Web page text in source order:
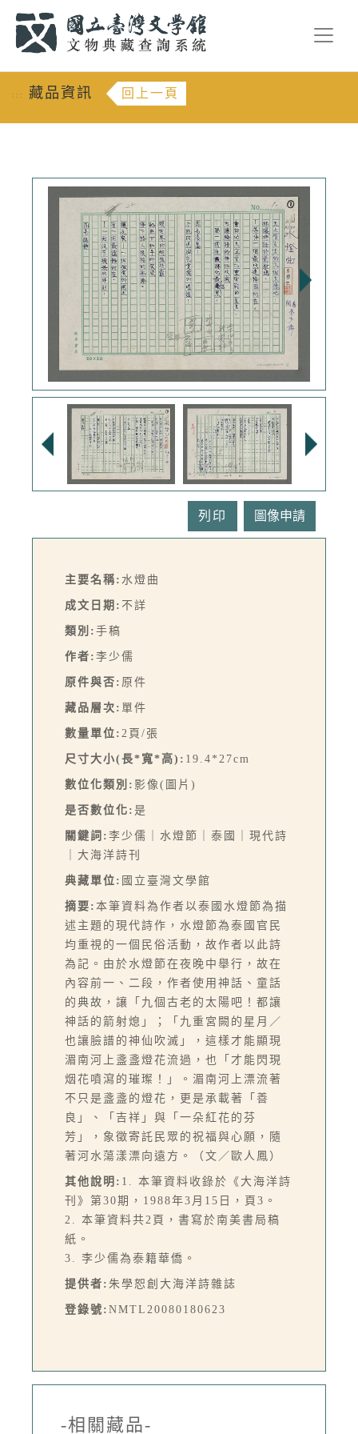
::: 藏品資訊 回上一頁
列印
主要名稱: 水燈曲
成文日期: 不詳
類別: 手稿
作者: 李少儒
原件與否: 原件
藏品層次: 單件
數量單位: 2頁/張
尺寸大小(長*寬*高): 19.4*27cm
數位化類別: 影像(圖片)
是否數位化: 是
關鍵詞: 李少儒｜水燈節｜泰國｜現代詩
｜大海洋詩刊
典藏單位: 國立臺灣文學館
摘要: 本筆資料為作者以泰國水燈節為描
述主題的現代詩作，水燈節為泰國官民
均重視的一個民俗活動，故作者以此詩
為記。由於水燈節在夜晚中舉行，故在
內容前一、二段，作者使用神話、童話
的典故，讓「九個古老的太陽吧！都讓
神話的箭射熄」；「九重宮闕的星月／
也讓臉譜的神仙吹滅」，這樣才能顯現
湄南河上盞盞燈花流過，也「才能閃現
烟花噴瀉的璀璨！」。湄南河上漂流著
不只是盞盞的燈花，更是承載著「善
良」、「吉祥」與「一朵紅花的芬
芳」，象徵寄託民眾的祝福與心願，隨
著河水蕩漾漂向遠方。（文／歐人鳳）
其他說明: 1. 本筆資料收錄於《大海洋詩
刊》第30期，1988年3月15日，頁3。
2. 本筆資料共2頁，書寫於南美書局稿
紙。
3. 李少儒為泰籍華僑。
提供者: 朱學恕創大海洋詩雜誌
登錄號: NMTL20080180623
-相關藏品-